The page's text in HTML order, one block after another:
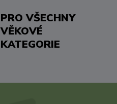
PRO VŠECHNY
VĚKOVÉ
KATEGORIE